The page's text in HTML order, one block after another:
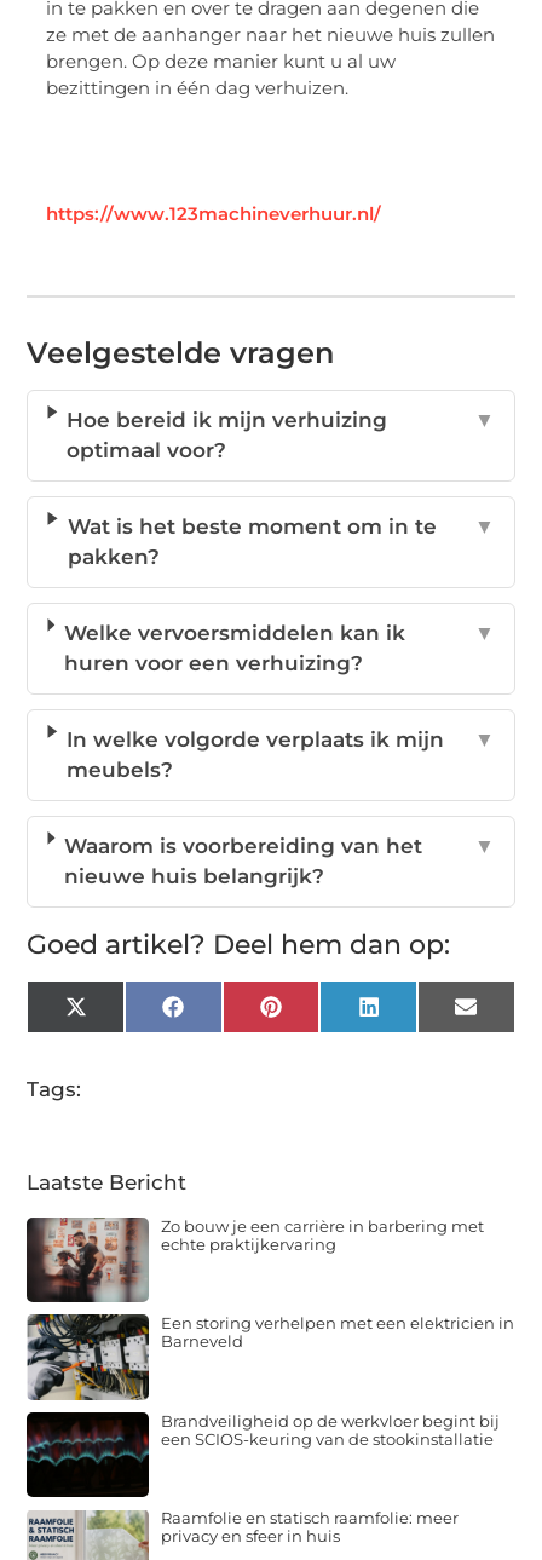
in te pakken en over te dragen aan degenen die
ze met de aanhanger naar het nieuwe huis zullen
brengen. Op deze manier kunt u al uw
bezittingen in één dag verhuizen.
https://www.123machineverhuur.nl/
Veelgestelde vragen
Hoe bereid ik mijn verhuizing
optimaal voor?
▼
Wat is het beste moment om in te
pakken?
▼
Welke vervoersmiddelen kan ik
huren voor een verhuizing?
▼
In welke volgorde verplaats ik mijn
meubels?
▼
Waarom is voorbereiding van het
nieuwe huis belangrijk?
▼
Goed artikel? Deel hem dan op:
X
(Twitter)
FacebookPinterestLinkedInEmail
Tags:
Laatste Bericht
Zo bouw je een carrière in barbering met
echte praktijkervaring
Een storing verhelpen met een elektricien in
Barneveld
Brandveiligheid op de werkvloer begint bij
een SCIOS-keuring van de stookinstallatie
Raamfolie en statisch raamfolie: meer
privacy en sfeer in huis